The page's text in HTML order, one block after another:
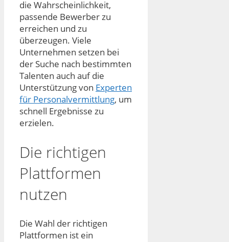
die Wahrscheinlichkeit,
passende Bewerber zu
erreichen und zu
überzeugen. Viele
Unternehmen setzen bei
der Suche nach bestimmten
Talenten auch auf die
Unterstützung von Experten
für Personalvermittlung, um
schnell Ergebnisse zu
erzielen.
Die richtigen
Plattformen
nutzen
Die Wahl der richtigen
Plattformen ist ein